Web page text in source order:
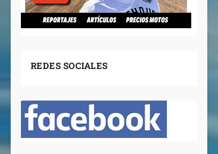
REDES SOCIALES